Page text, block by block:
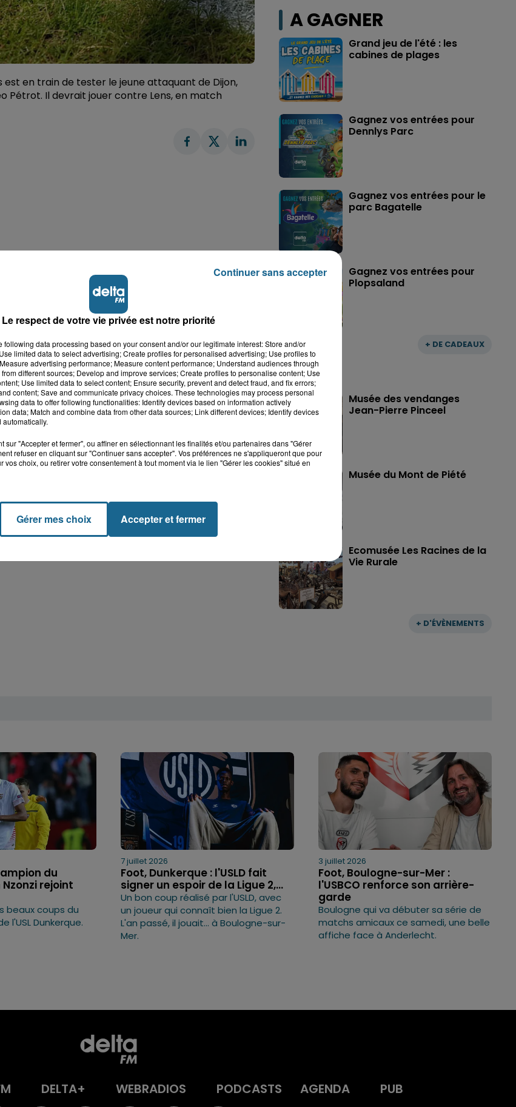
en train de tester le jeune attaquant de Dijon,
Pétrot. Il devrait jouer contre Lens, en match
A GAGNER
+ DE CADEAUX
Grand jeu de l'été : les
cabines de plages
Gagnez vos entrées pour
Dennlys Parc
Gagnez vos entrées pour le
parc Bagatelle
Gagnez vos entrées pour
Plopsaland
+ D'ÉVÈNEMENTS
Musée des vendanges
Jean-Pierre Pinceel
Musée du Mont de Piété
Ecomusée Les Racines de la
Vie Rurale
du
rejoint
beaux coups du
l'USL Dunkerque.
7 juillet 2026
Foot, Dunkerque : l'USLD fait
signer un espoir de la Ligue 2,...
Un bon coup réalisé par l'USLD, avec
un joueur qui connaît bien la Ligue 2.
L'an passé, il jouait... à Boulogne-sur-
Mer.
3 juillet 2026
Foot, Boulogne-sur-Mer :
l'USBCO renforce son arrière-
garde
Boulogne qui va débuter sa série de
matchs amicaux ce samedi, une belle
affiche face à Anderlecht.
DELTA+ WEBRADIOS PODCASTS AGENDA PUB
Le respect de votre vie privée est notre priorité
following data processing based on your consent and/or our legitimate interest: Store and/or
limited data to select advertising; Create profiles for personalised advertising; Use profiles to
advertising performance; Measure content performance; Understand audiences through
different sources; Develop and improve services; Create profiles to personalise content; Use
Use limited data to select content; Ensure security, prevent and detect fraud, and fix errors;
content; Save and communicate privacy choices. These technologies may process personal
data to offer following functionalities: Identify devices based on information actively
data; Match and combine data from other data sources; Link different devices; Identify devices
sur "Accepter et fermer", ou affiner en sélectionnant les finalités et/ou partenaires dans "Gérer
refuser en cliquant sur "Continuer sans accepter". Vos préférences ne s'appliqueront que pour
vos choix, ou retirer votre consentement à tout moment via le lien "Gérer les cookies" situé en
Gérer mes choix Accepter et fermer
Continuer sans accepter